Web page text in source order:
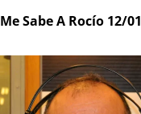
Me Sabe A Rocío 12/